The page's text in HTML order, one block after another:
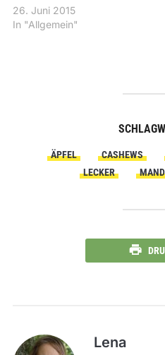
26. Juni 2015
In "Allgemein"
ÄPFEL CASHEWS
LECKER
Lena